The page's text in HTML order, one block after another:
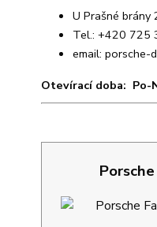
U Prašné brány
Tel.: +420 725
email: porsche-
Otevírací doba: Po-